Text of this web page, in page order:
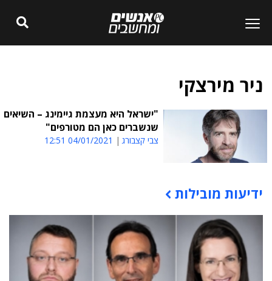
ניר מירצקי
"ישראל היא מעצמת גיימינג – השיאים
שנשברים כאן הם מטורפים"
צבי קצבורג 04/01/2021 12:51
תוכן פרסומי
ידיעות מובילות